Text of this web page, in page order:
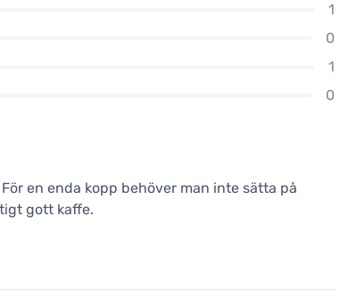
1
0
1
0
en enda kopp behöver man inte sätta på
gott kaffe.